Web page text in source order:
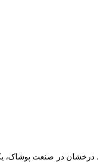
درخشان در صنعت پوشاک،